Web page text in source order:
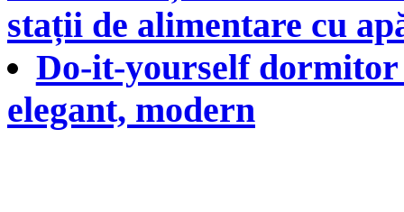
stații de alimentare cu
Do-it-yourself dormitor
elegant, modern